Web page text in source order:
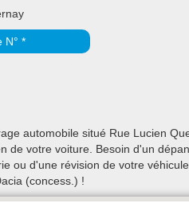
N° *
automobile situé Rue Lucien
de votre voiture. Besoin d'un
ou d'une révision de votre
(concess.) !